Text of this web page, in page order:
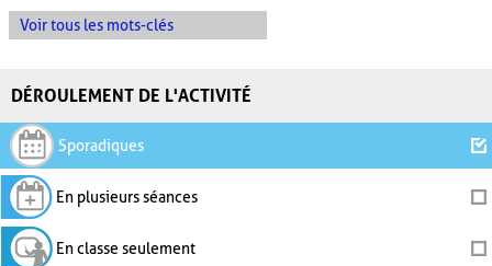
Voir tous les mots-clés
DÉROULEMENT DE L'ACTIVITÉ
Sporadiques
En plusieurs séances
En classe seulement